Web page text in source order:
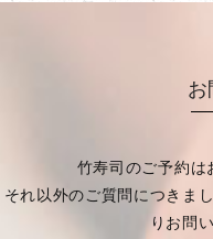
竹寿司のご予約は
それ以外のご質問につきま
りお問